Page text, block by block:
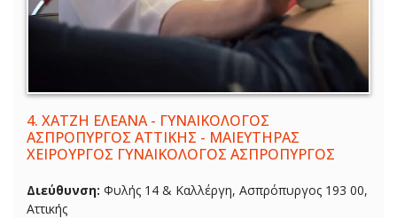
4. ΧΑΤΖΗ ΕΛΕΑΝΑ - ΓΥΝΑΙΚΟΛΟΓΟΣ
ΑΣΠΡΟΠΥΡΓΟΣ ΑΤΤΙΚΗΣ - ΜΑΙΕΥΤΗΡΑΣ
ΧΕΙΡΟΥΡΓΟΣ ΓΥΝΑΙΚΟΛΟΓΟΣ ΑΣΠΡΟΠΥΡΓΟΣ
Διεύθυνση: Φυλής 14 & Καλλέργη, Ασπρόπυργος 193 00,
Αττικής